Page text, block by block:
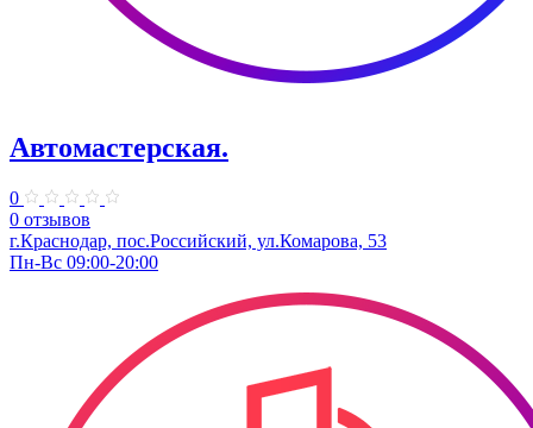
Автомастерская.
0
0 отзывов
г.Краснодар, пос.Российский, ул.Комарова, 53
Пн-Вс 09:00-20:00